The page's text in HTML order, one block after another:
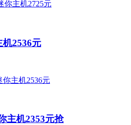
2536元
主机2353元抢